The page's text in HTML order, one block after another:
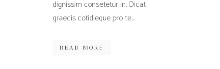
dignissim consetetur in. Dicat
graecis cotidieque pro te....
READ MORE